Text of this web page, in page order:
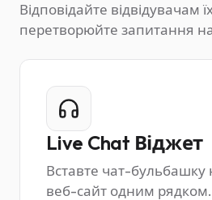
Відповідайте відвідувачам
перетворюйте запитання
Live Chat Віджет
Вставте чат-бульбашку
веб-сайт одним рядком.